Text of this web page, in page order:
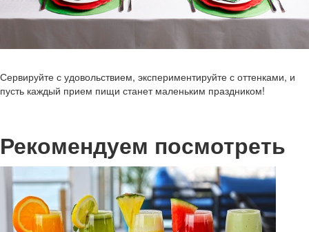
Сервируйте с удовольствием, экспериментируйте с оттенками, и
пусть каждый прием пищи станет маленьким праздником!
Рекомендуем посмотреть